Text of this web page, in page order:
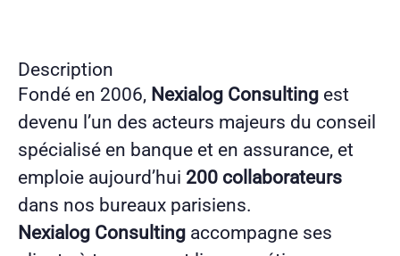
Description
Fondé en 2006, Nexialog Consulting est
devenu l’un des acteurs majeurs du conseil
spécialisé en banque et en assurance, et
emploie aujourd’hui 200 collaborateurs
dans nos bureaux parisiens.
Nexialog Consulting accompagne ses